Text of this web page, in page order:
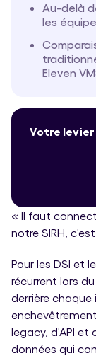
Au-delà
les
Eleven
Votre
« Il faut
notre SIRH,
Pour les DSI et
récurrent lors
derrière
legacy, d'API et
données qui